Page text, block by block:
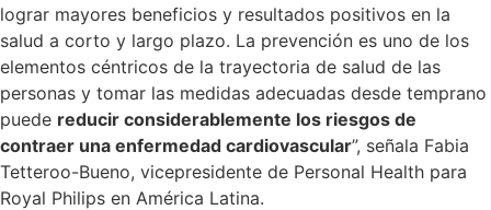
lograr mayores beneficios y resultados positivos en la
salud a corto y largo plazo. La prevención es uno de los
elementos céntricos de la trayectoria de salud de las
personas y tomar las medidas adecuadas desde temprano
puede reducir considerablemente los riesgos de
contraer una enfermedad cardiovascular”, señala Fabia
Tetteroo-Bueno, vicepresidente de Personal Health para
Royal Philips en América Latina.